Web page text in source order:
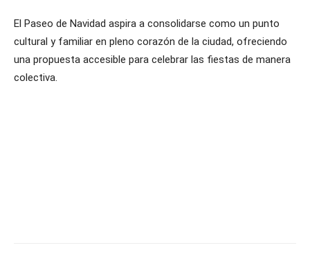
El Paseo de Navidad aspira a consolidarse como un punto
cultural y familiar en pleno corazón de la ciudad, ofreciendo
una propuesta accesible para celebrar las fiestas de manera
colectiva.